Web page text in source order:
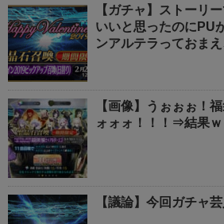
【ガチャ】ストーリ
いいと思ったのにPU
ンアルテラっておまえ
【画像】うぉぉぉ！
ォォォ！！！⇒結果ｗ
【議論】今回ガチャ